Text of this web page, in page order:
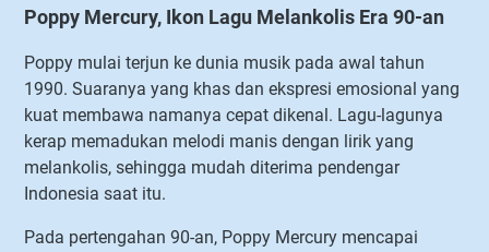
Poppy Mercury, Ikon Lagu Melankolis Era 90-an
Poppy mulai terjun ke dunia musik pada awal tahun
1990. Suaranya yang khas dan ekspresi emosional yang
kuat membawa namanya cepat dikenal. Lagu-lagunya
kerap memadukan melodi manis dengan lirik yang
melankolis, sehingga mudah diterima pendengar
Indonesia saat itu.
Pada pertengahan 90-an, Poppy Mercury mencapai